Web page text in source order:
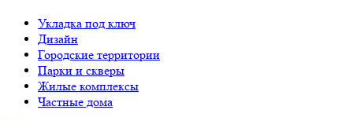
Укладка под ключ
Дизайн
Городские территории
Парки и скверы
Жилые комплексы
Частные дома